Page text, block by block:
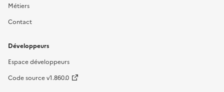
Métiers
Contact
Développeurs
Espace développeurs
Code source v1.860.0